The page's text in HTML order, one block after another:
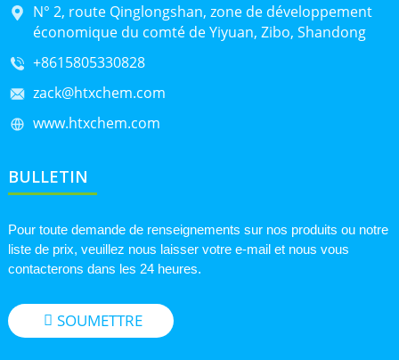
N° 2, route Qinglongshan, zone de développement
économique du comté de Yiyuan, Zibo, Shandong
+8615805330828
zack@htxchem.com
www.htxchem.com
BULLETIN
Pour toute demande de renseignements sur nos produits ou notre
liste de prix, veuillez nous laisser votre e-mail et nous vous
contacterons dans les 24 heures.
SOUMETTRE